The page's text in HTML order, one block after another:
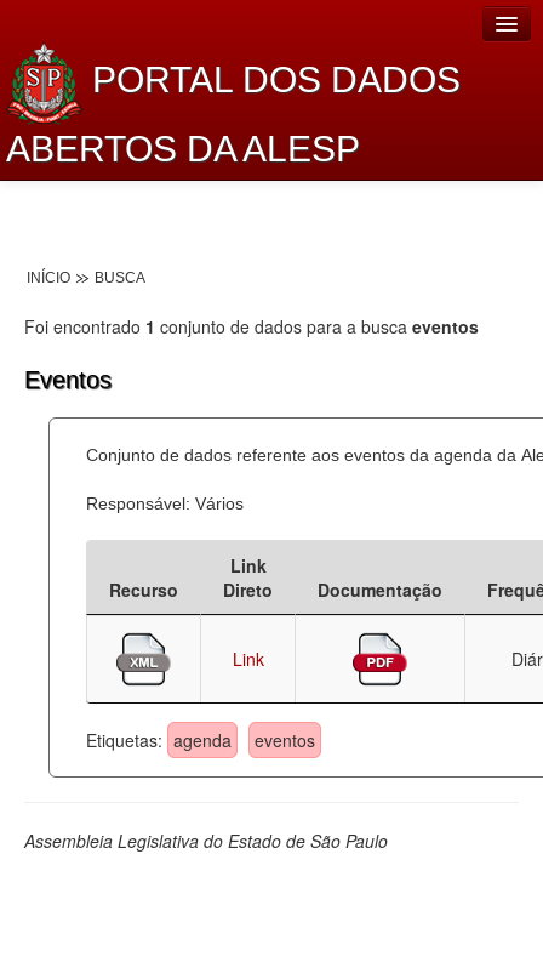
PORTAL DOS DADOS
ABERTOS DA ALESP
Lei de Acesso à Informação
Dados Governamentais Abertos
Processo Legislativo
Deputados Estaduais
Administração
Legislação
Perguntas frequentes
INÍCIO BUSCA
Foi encontrado 1 conjunto de dados para a busca eventos
Eventos
Conjunto de dados referente aos eventos da agenda da
Responsável: Vários
Recurso
Link
Direto
Documentação
Link
Etiquetas: agenda eventos
Assembleia Legislativa do Estado de São Paulo